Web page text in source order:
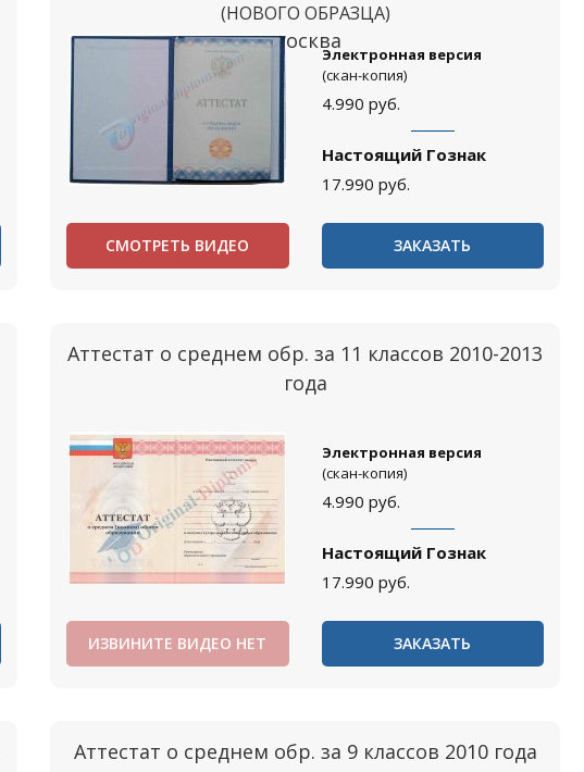
(НОВОГО ОБРАЗЦА)
Москва
Электронная версия
(скан-копия)
4.990 руб.
Настоящий Гознак
17.990 руб.
СМОТРЕТЬ ВИДЕО ЗАКАЗАТЬ
Аттестат о среднем обр. за 11 классов 2010-2013
года
Электронная версия
(скан-копия)
4.990 руб.
Настоящий Гознак
17.990 руб.
ИЗВИНИТЕ ВИДЕО НЕТ ЗАКАЗАТЬ
Аттестат о среднем обр. за 9 классов 2010 года